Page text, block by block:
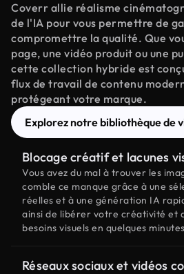
Coverr allie réalisme
de l'IA pour vous permettre de
compromettre la qualité. Que
page, une vidéo produit ou une
cette collection hybride est
flux de travail de contenu
protégeant votre marque.
Explorez notre bibliothèque de
Blocage créatif et lacunes
Vous avez du mal à trouver les
comble ce manque grâce à une
réelles et à une génération IA
ainsi de libérer votre créativité et
besoins visuels en quelques
Réseaux sociaux et vidéos